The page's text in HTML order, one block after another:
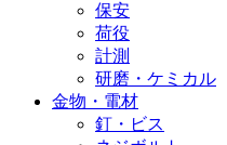
保安
荷役
計測
研磨・ケミカル
金物・電材
釘・ビス